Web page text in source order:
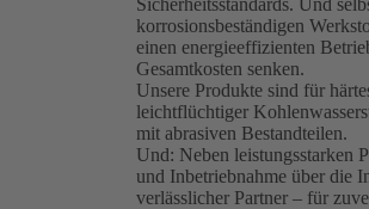
korrosionsbeständigen
einen energieeffizienten
Gesamtkosten senken.
Unsere Produkte sind für
leichtflüchtiger
mit abrasiven Bestandteilen.
Und: Neben leistungsstarken
und Inbetriebnahme über die
verlässlicher Partner – für